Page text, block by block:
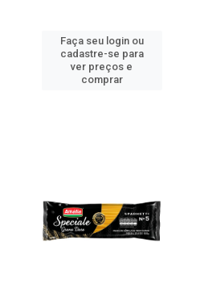
Faça seu login ou
cadastre-se para
ver preços e
comprar